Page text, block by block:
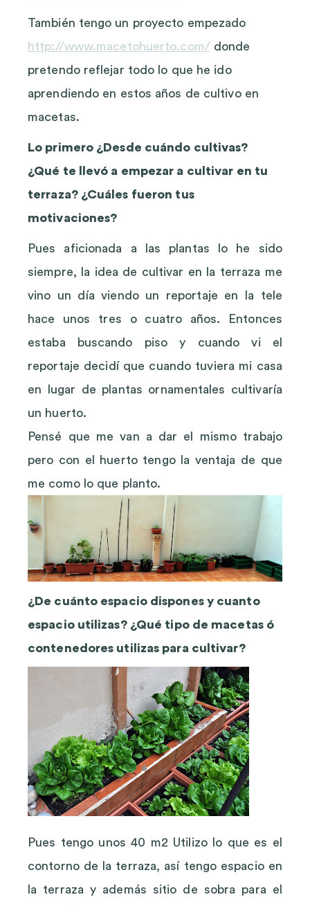
También tengo un proyecto empezado
http://www.macetohuerto.com/donde
pretendo reflejar todo lo que he ido
aprendiendo en estos años de cultivo en
macetas.
Lo primero ¿Desde cuándo cultivas?
¿Qué te llevó a empezar a cultivar en tu
terraza? ¿Cuáles fueron tus
motivaciones?
Pues aficionada a las plantas lo he sido
siempre, la idea de cultivar en la terraza me
vino un día viendo un reportaje en la tele
hace unos tres o cuatro años. Entonces
estaba buscando piso y cuando vi el
reportaje decidí que cuando tuviera mi casa
en lugar de plantas ornamentales cultivaría
un huerto.
Pensé que me van a dar el mismo trabajo
pero con el huerto tengo la ventaja de que
me como lo que planto.
¿De cuánto espacio dispones y cuanto
espacio utilizas? ¿Qué tipo de macetas ó
contenedores utilizas para cultivar?
Pues tengo unos 40 m2 Utilizo lo que es el
contorno de la terraza, así tengo espacio en
la terraza y además sitio de sobra para el